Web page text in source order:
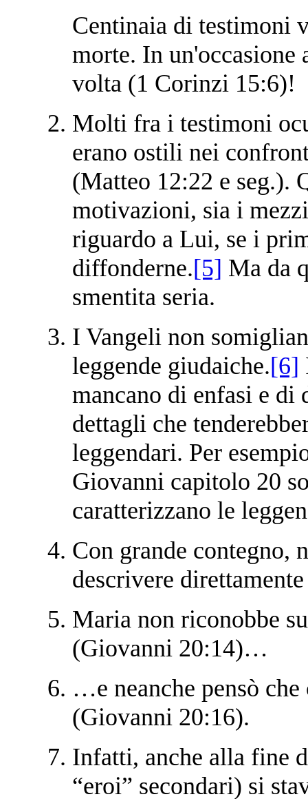
Centinaia di testimoni
morte. In un'occasione
volta (1 Corinzi 15:6)!
Molti fra i testimoni
erano ostili nei
(Matteo 12:22 e seg.).
motivazioni, sia i
riguardo a Lui, se i
diffonderne.[5] Ma da
smentita seria.
I Vangeli non
leggende giudaiche.[6]
mancano di enfasi e
dettagli che
leggendari. Per
Giovanni capitolo 20
caratterizzano le
Con grande contegno,
descrivere
Maria non riconobbe
(Giovanni 20:14)…
…e neanche pensò
(Giovanni 20:16).
Infatti, anche alla fine
“eroi” secondari) si